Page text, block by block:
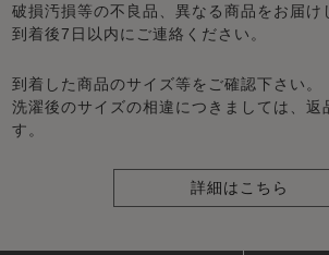
破損汚損等の不良品、異なる商品をお届け
到着後7日以内にご連絡ください。
到着した商品のサイズ等をご確認下さい。
洗濯後のサイズの相違につきましては、返
す。
詳細はこちら